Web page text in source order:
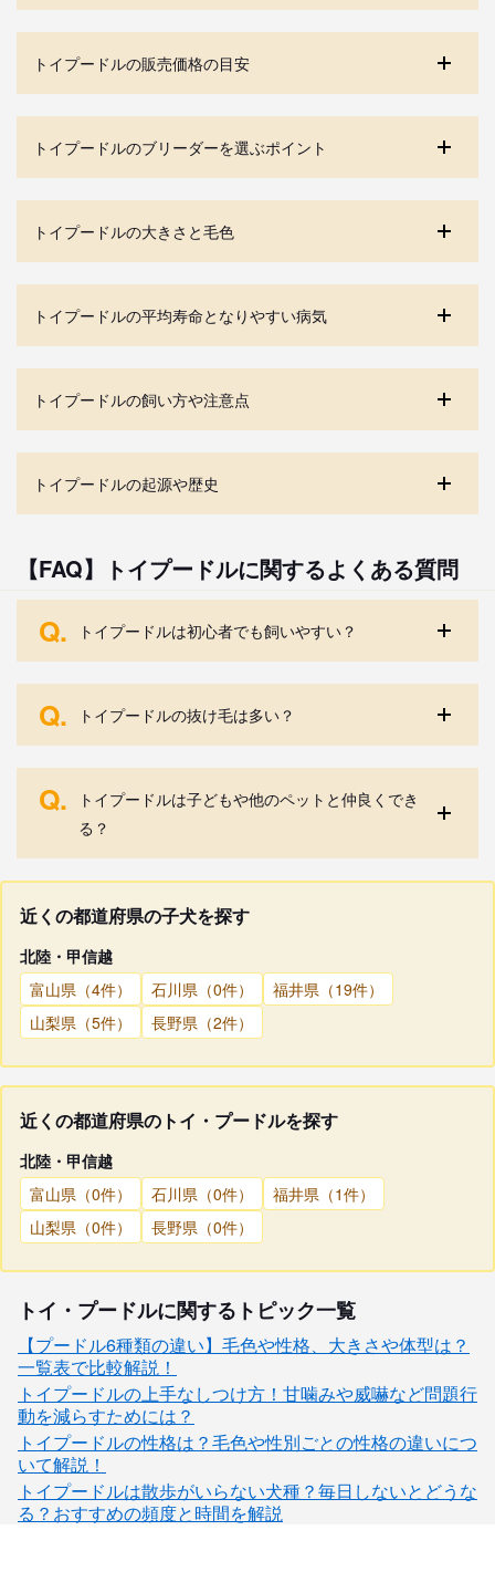
トイプードルの販売価格の目安
トイプードルのブリーダーを選ぶポイント
トイプードルの大きさと毛色
トイプードルの平均寿命となりやすい病気
トイプードルの飼い方や注意点
トイプードルの起源や歴史
【FAQ】トイプードルに関するよくある質問
Q. トイプードルは初心者でも飼いやすい？
Q. トイプードルの抜け毛は多い？
Q.
トイプードルは子どもや他のペットと仲良くでき
る？
近くの都道府県の子犬を探す
北陸・甲信越
富山県（4件）
石川県（0件）
福井県（19件）
山梨県（5件）
長野県（2件）
近くの都道府県のトイ・プードルを探す
北陸・甲信越
富山県（0件）
石川県（0件）
福井県（1件）
山梨県（0件）
長野県（0件）
トイ・プードルに関するトピック一覧
【プードル6種類の違い】毛色や性格、大きさや体型は？
一覧表で比較解説！
トイプードルの上手なしつけ方！甘噛みや威嚇など問題行
動を減らすためには？
トイプードルの性格は？毛色や性別ごとの性格の違いにつ
いて解説！
トイプードルは散歩がいらない犬種？毎日しないとどうな
る？おすすめの頻度と時間を解説